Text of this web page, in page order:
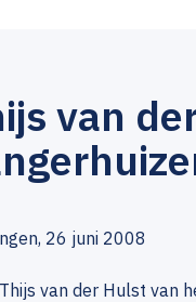
van
26 juni 2008
van der Hulst van